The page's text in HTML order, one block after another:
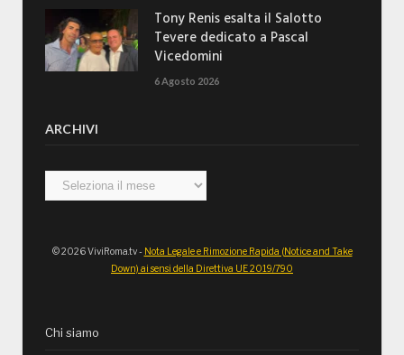
Tony Renis esalta il Salotto
Tevere dedicato a Pascal
Vicedomini
6 Agosto 2026
ARCHIVI
Archivi
© 2026 ViviRoma.tv - Nota Legale e Rimozione Rapida (Notice and Take
Down) ai sensi della Direttiva UE 2019/790
Chi siamo